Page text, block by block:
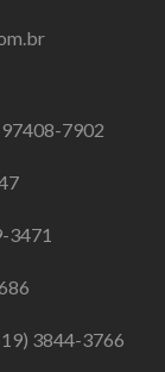
7902
3471
3844-3766